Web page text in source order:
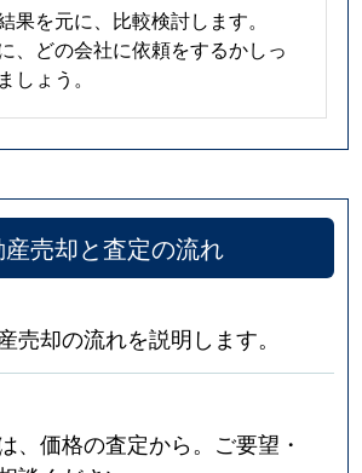
果を元に、比較検討します。
、どの会社に依頼をするかしっ
しょう。
売却と査定の流れ
売却の流れを説明します。
、価格の査定から。ご要望・